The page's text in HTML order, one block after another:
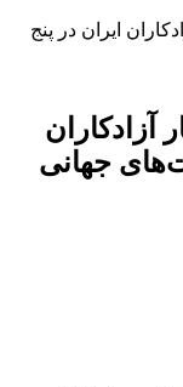
آزادکاران ایران در پنج
کار آزادکاران
جهانی